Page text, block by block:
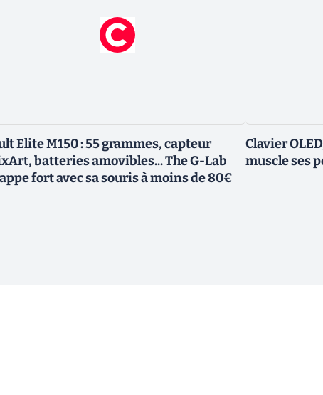
Elite M150 : 55 grammes, capteur
batteries amovibles... The G-Lab
fort avec sa souris à moins de 80€
Clavier
muscle ses